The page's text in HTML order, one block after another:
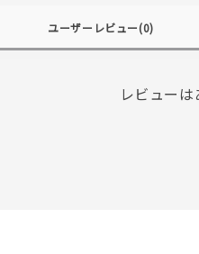
ユーザーレビュー(0)
レビューは